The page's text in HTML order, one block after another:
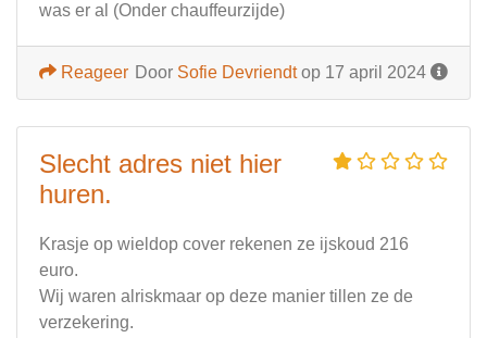
was er al (Onder chauffeurzijde)
Door Sofie Devriendtop 17 april 2024
Reageer
Slecht adres niet hier
huren.
Krasje op wieldop cover rekenen ze ijskoud 216
euro.
Wij waren alriskmaar op deze manier tillen ze de
verzekering.